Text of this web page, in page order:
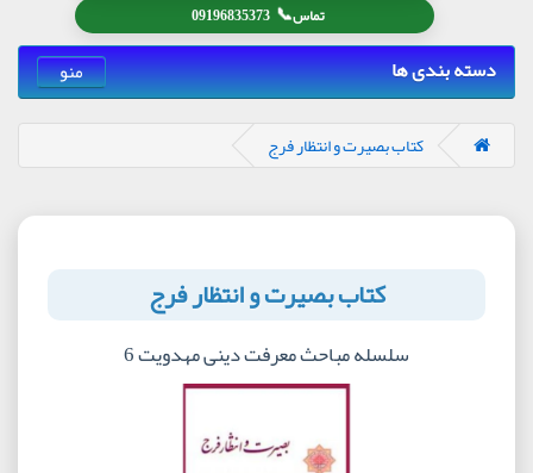
تماس📞
09196835373
دسته بندی ها منو
کتاب بصیرت و انتظار فرج
کتاب بصیرت و انتظار فرج
سلسله مباحث معرفت دینی مهدویت 6